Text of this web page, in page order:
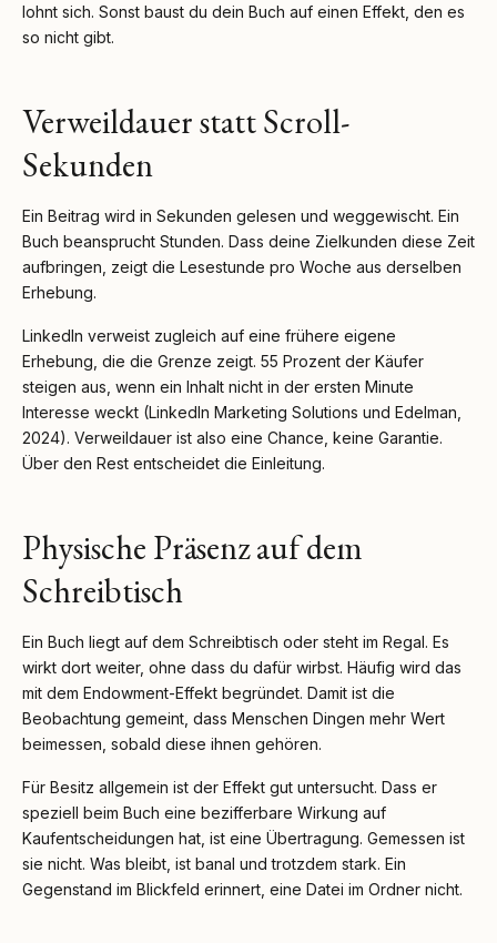
lohnt sich. Sonst baust du dein Buch auf einen Effekt, den es
so nicht gibt.
Verweildauer statt Scroll-
Sekunden
Ein Beitrag wird in Sekunden gelesen und weggewischt. Ein
Buch beansprucht Stunden. Dass deine Zielkunden diese Zeit
aufbringen, zeigt die Lesestunde pro Woche aus derselben
Erhebung.
LinkedIn verweist zugleich auf eine frühere eigene
Erhebung, die die Grenze zeigt. 55 Prozent der Käufer
steigen aus, wenn ein Inhalt nicht in der ersten Minute
Interesse weckt (LinkedIn Marketing Solutions und Edelman,
2024). Verweildauer ist also eine Chance, keine Garantie.
Über den Rest entscheidet die Einleitung.
Physische Präsenz auf dem
Schreibtisch
Ein Buch liegt auf dem Schreibtisch oder steht im Regal. Es
wirkt dort weiter, ohne dass du dafür wirbst. Häufig wird das
mit dem Endowment-Effekt begründet. Damit ist die
Beobachtung gemeint, dass Menschen Dingen mehr Wert
beimessen, sobald diese ihnen gehören.
Für Besitz allgemein ist der Effekt gut untersucht. Dass er
speziell beim Buch eine bezifferbare Wirkung auf
Kaufentscheidungen hat, ist eine Übertragung. Gemessen ist
sie nicht. Was bleibt, ist banal und trotzdem stark. Ein
Gegenstand im Blickfeld erinnert, eine Datei im Ordner nicht.